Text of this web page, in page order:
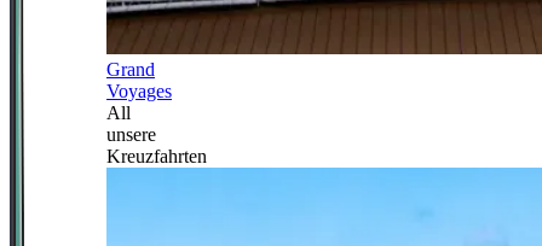
Grand
Voyages
All
unsere
Kreuzfahrten